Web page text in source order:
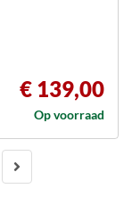
€ 139,00
Op voorraad